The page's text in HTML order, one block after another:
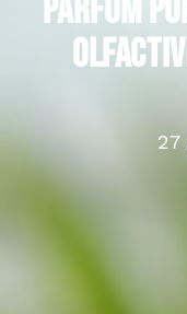
Parfum
27